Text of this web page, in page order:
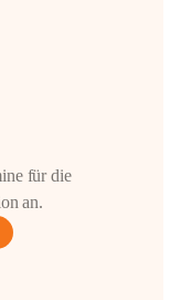
für die
an.